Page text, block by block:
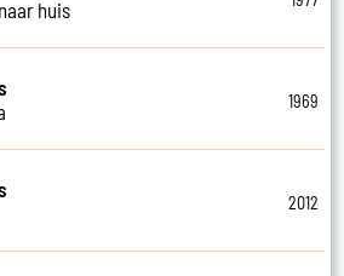
huis
1969
2012